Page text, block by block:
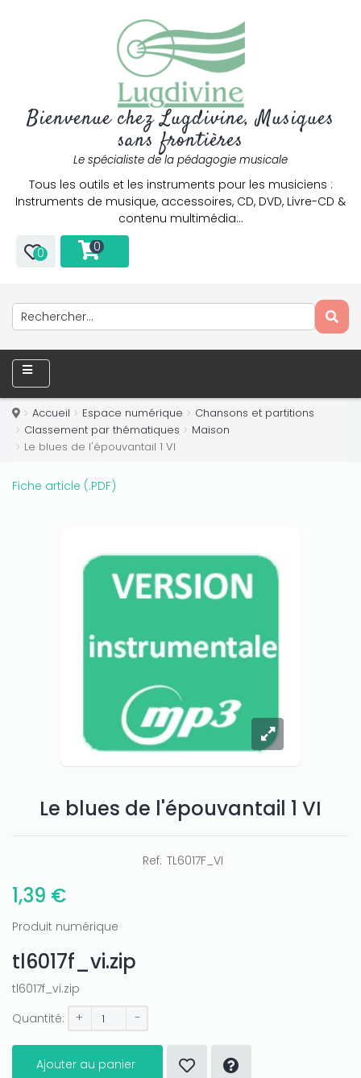
Bienvenue chez Lugdivine, Musiques
sans frontières
Le spécialiste de la pédagogie musicale
Tous les outils et les instruments pour les musiciens :
Instruments de musique, accessoires, CD, DVD, Livre-CD &
contenu multimédia…
0 0
Accueil Espace numérique
Chansons et partitions
Classement par thématiques
Maison
Le blues de l'épouvantail 1 VI
Fiche article (.PDF)
Le blues de l'épouvantail 1 VI
Ref: TL6017F_VI
1,39 €
Produit numérique
tl6017f_vi.zip
tl6017f_vi.zip
Quantité:
+ -
Ajouter au panier
Only play at
amount on your credits!